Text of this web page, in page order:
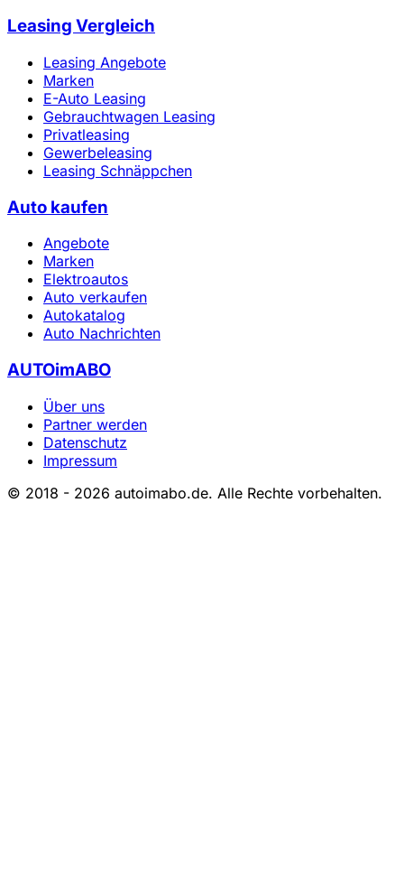
Leasing Vergleich
Leasing Angebote
Marken
E-Auto Leasing
Gebrauchtwagen Leasing
Privatleasing
Gewerbeleasing
Leasing Schnäppchen
Auto kaufen
Angebote
Marken
Elektroautos
Auto verkaufen
Autokatalog
Auto Nachrichten
AUTOimABO
Über uns
Partner werden
Datenschutz
Impressum
© 2018 - 2026 autoimabo.de. Alle Rechte vorbehalten.